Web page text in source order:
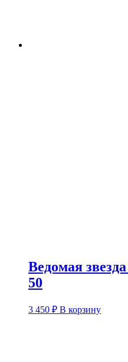
Ведомая
50
3 450 ₽ В корзину